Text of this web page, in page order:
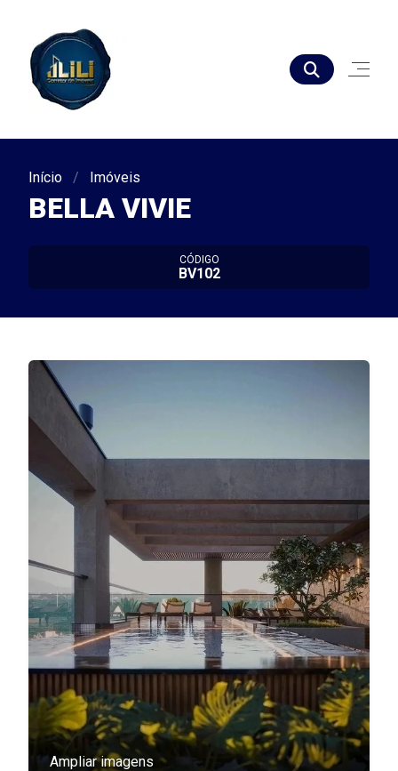
Início Imóveis
BELLA VIVIE
CÓDIGO
BV102
Ampliar imagens